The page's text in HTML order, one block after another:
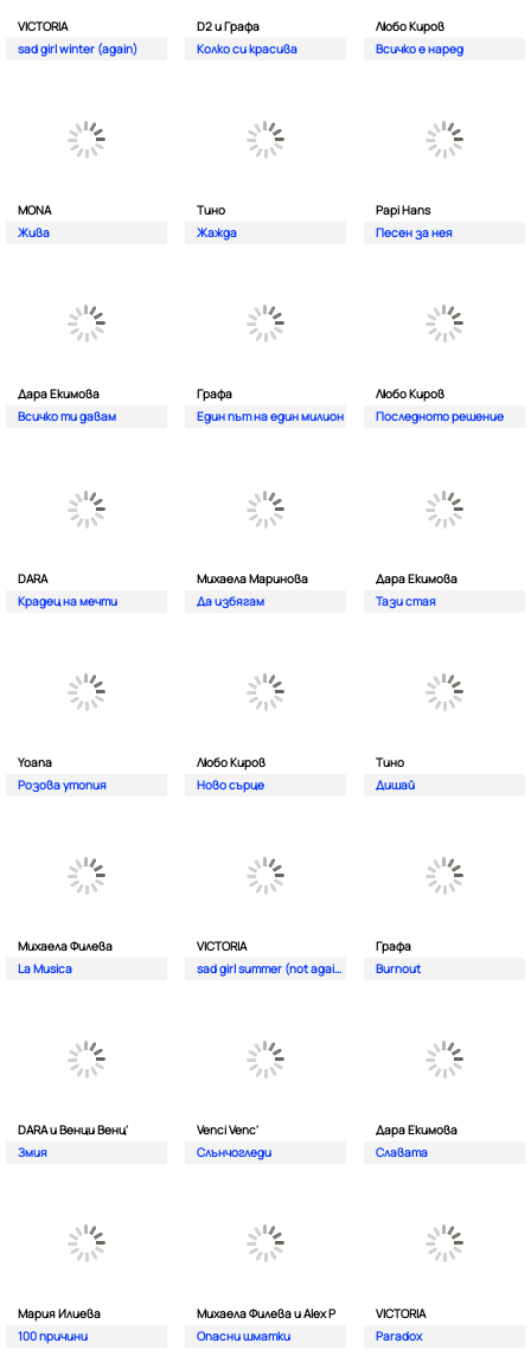
VICTORIA
sad girl winter (again)
D2 и Графа
Колко си красива
Любо Киров
Всичко е наред
MONA
Жива
Тино
Жажда
Papi Hans
Песен за нея
Дара Екимова
Всичко ти давам
Графа
Един път на един милион
Любо Киров
Последното решение
DARA
Крадец на мечти
Михаела Маринова
Да избягам
Дара Екимова
Тази стая
Yoana
Розова утопия
Любо Киров
Ново сърце
Тино
Дишай
Михаела Филева
La Musica
VICTORIA
sad girl summer (not again)
Графа
Burnout
DARA и Венци Венц'
Змия
Venci Venc'
Слънчогледи
Дара Екимова
Славата
Мария Илиева
100 причини
Михаела Филева и Alex P
Опасни шматки
VICTORIA
Paradox